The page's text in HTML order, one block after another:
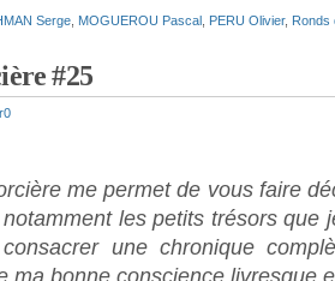
Serge MOGUEROU Pascal PERU Olivier, Ronds
#25
me permet de vous faire
les petits trésors que
une chronique
ma bonne conscience livresque